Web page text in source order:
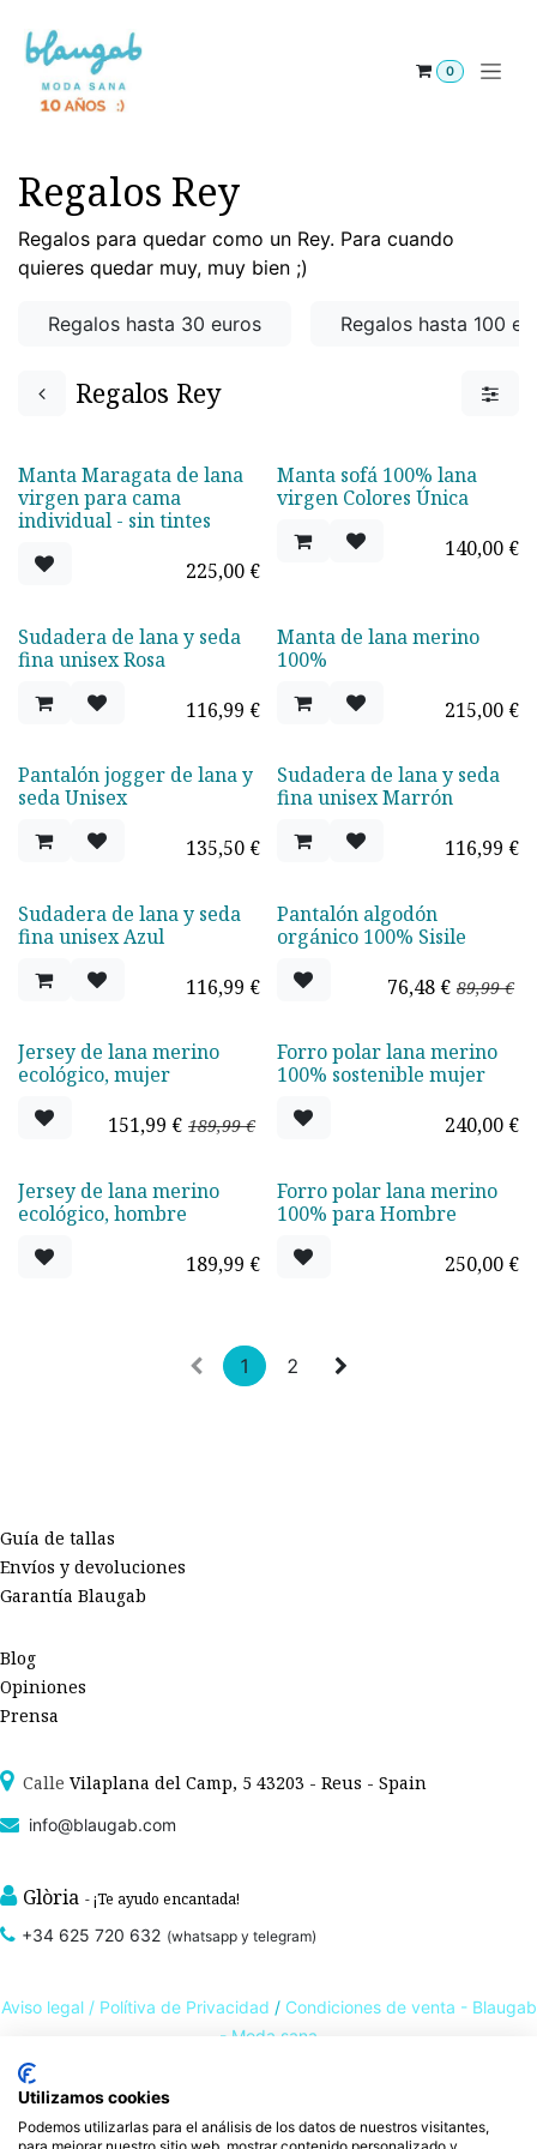
0
Regalos Rey
Regalos para quedar como un Rey. Para cuando
quieres quedar muy, muy bien ;)
Regalos hasta 30 euros Regalos hasta 100
Regalos Rey
Agotado
Manta Maragata de lana
virgen para cama
individual - sin tintes
225,00 €
Manta sofá 100% lana
virgen Colores Única
140,00 €
Sudadera de lana y seda
fina unisex Rosa
116,99 €
Agotado
Manta de lana merino
100%
215,00 €
Pantalón jogger de lana y
seda Unisex
135,50 €
Sudadera de lana y seda
fina unisex Marrón
116,99 €
Sudadera de lana y seda
fina unisex Azul
116,99 €
-15%
Pantalón algodón
orgánico 100% Sisile
76,48 € 89,99€
Oferta - 20%
Jersey de lana merino
ecológico, mujer
151,99 € 189,99€
Forro polar lana merino
100% sostenible mujer
240,00 €
Jersey de lana merino
ecológico, hombre
189,99 €
Forro polar lana merino
100% para Hombre
250,00 €
1 2
Guía de tallas
Envíos y devoluciones
Garantía Blaugab
Blog
Opiniones
Prensa
Calle Vilaplana del Camp, 5 43203 - Reus - Spain
info@blaugab.com
Glòria - ¡Te ayudo encantada!
+34 625 720 632 (whatsapp y telegram)
Aviso legal / Polítiva de Privacidad / Condiciones de venta - Blaugab
- Moda sana
ropa interior de algodón orgánico,como la braga algodón y otras prendas íntimas
Utilizamos cookies
Podemos utilizarlas para el análisis de los datos de nuestros visitantes,